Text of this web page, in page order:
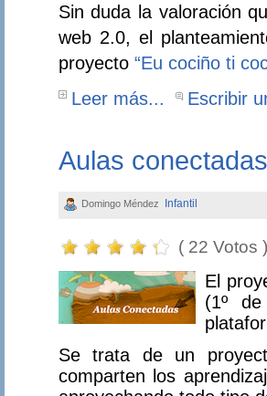
Sin duda la valoración
web 2.0, el
proyecto “Eu cociño ti
Leer más...
Escribir
Aulas conectadas
Domingo Méndez Infantil
( 22 Votos )
El
(1º
Se trata de un
comparten los